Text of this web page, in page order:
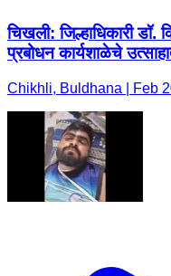
चिखली: जिल्हाधिकारी डॉ.
प्रबोधन कार्यशाळेचे
Chikhli, Buldhana | Feb